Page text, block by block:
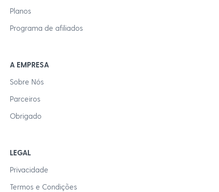
Planos
Programa de afiliados
A EMPRESA
Sobre Nós
Parceiros
Obrigado
LEGAL
Privacidade
Termos e Condições